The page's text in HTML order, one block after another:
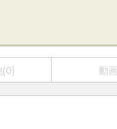
(0) 動画